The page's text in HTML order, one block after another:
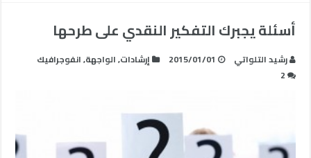
أسئلة يجبرك التفكير النقدي على طرحها
رشيد التلواتي 2015/01/01 إرشادات,الواجهة,انفوجرافيك
2